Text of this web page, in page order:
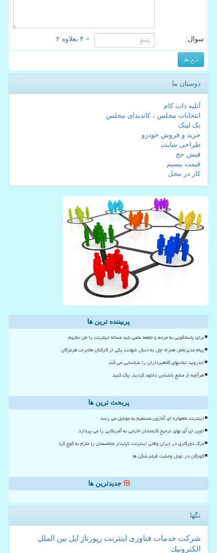
سوال: = ۴ بعلاوه ۲
دوستان ما
آتلیه دات کام
انتخابات مجلس ، کاندیدای مجلس
بک لینک
خرید و فروش خودرو
طراحی سایت
فیش حج
قیمت بیسیم
کار در محل
پربیننده ترین ها
برای پاسخگویی به مردم و جامعه علمی باید مساله اینترنت را حل نماییم
پیام مدیرعامل همراه اول به دنبال شهادت یکی از کارکنان مخابرات هرمزگان
اندروید تماسهای کلاهبرداران را شناسایی می کند
هرآنچه از منابع ناشناس دانلود کردید، پاک کنید
پربحث ترین ها
اینترنت ماهواره ای آمازون مستقیم به موبایل می رسد
اوپن ای آی بهای ترجیح کارمندان خارجی به آمریکایی را می پردازد
مرگ دورکاری در ایران وقتی اینترنت ناپایدار متخصصان را ملزم به کوچ کرد
کودکان در تونل وحشت فیلترشکن ها
جدیدترین ها
تگها
شركت خدمات فناوری اینترنت رپورتاژ اپل بین الملل
الكترونیك